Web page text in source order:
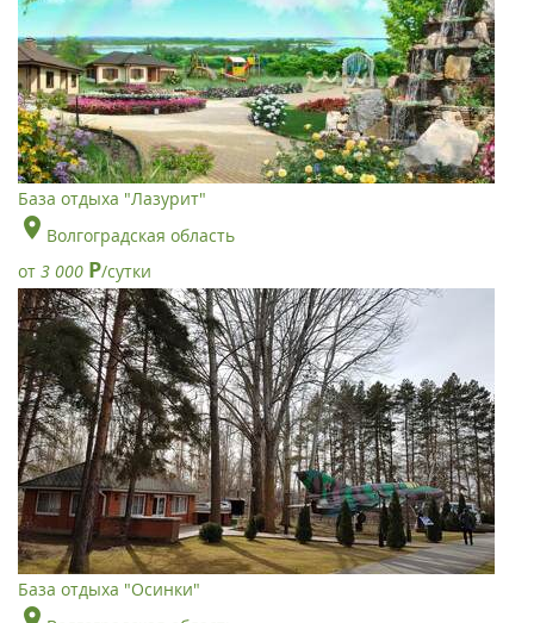
База отдыха "Лазурит"
Волгоградская область
от 3 000 Р/сутки
База отдыха "Осинки"